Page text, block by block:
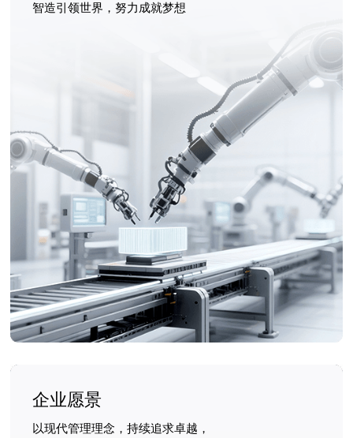
智造引领世界，努力成就梦想
企业愿景
以现代管理理念，持续追求卓越，